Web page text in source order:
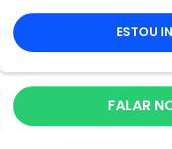
ESTOU
FALAR